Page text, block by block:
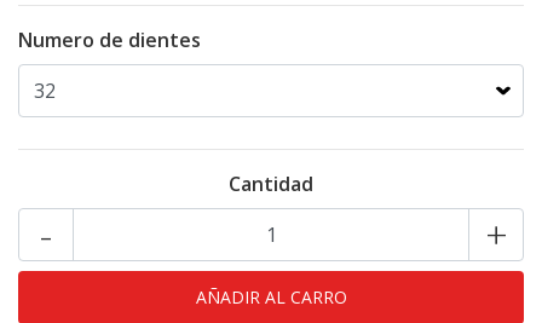
Numero de dientes
Cantidad
+
-